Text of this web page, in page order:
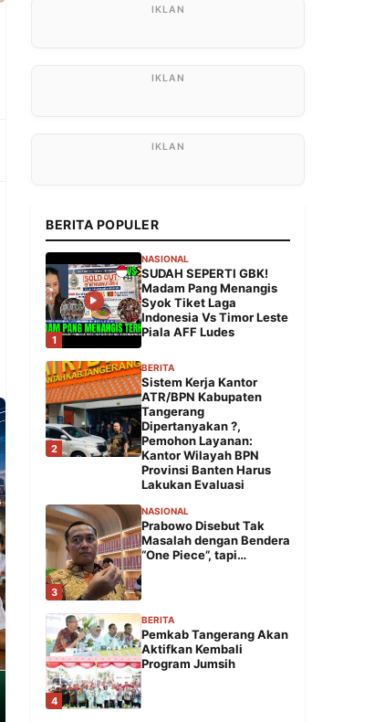
BERITA POPULER
1
NASIONAL
SUDAH SEPERTI GBK!
Madam Pang Menangis
Syok Tiket Laga
Indonesia Vs Timor Leste
Piala AFF Ludes
2
BERITA
Sistem Kerja Kantor
ATR/BPN Kabupaten
Tangerang
Dipertanyakan ?,
Pemohon Layanan:
Kantor Wilayah BPN
Provinsi Banten Harus
Lakukan Evaluasi
3
NASIONAL
Prabowo Disebut Tak
Masalah dengan Bendera
“One Piece”, tapi…
4
BERITA
Pemkab Tangerang Akan
Aktifkan Kembali
Program Jumsih